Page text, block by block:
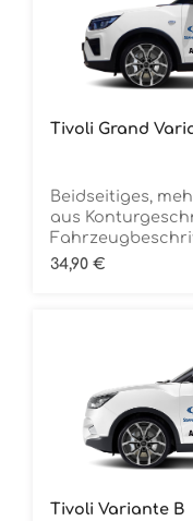
Tivoli Grand
Beidseitiges,
aus
Regulärer Preis:
34,90 €
Tivoli Variante B